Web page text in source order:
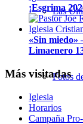
Las
Fotos
¡Esgrima
«Sin miedo»
Limaenero
Más visitadas
Iglesia
Horarios
Campaña